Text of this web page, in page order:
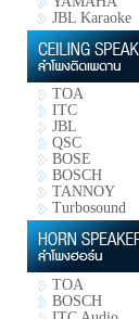
JBL Karaoke
TOA
ITC
JBL
QSC
BOSE
BOSCH
TANNOY
Turbosound
TOA
BOSCH